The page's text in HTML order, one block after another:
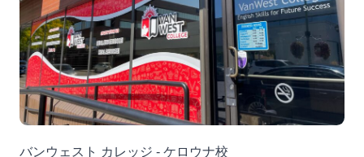
バンウェスト カレッジ - ケロウナ校